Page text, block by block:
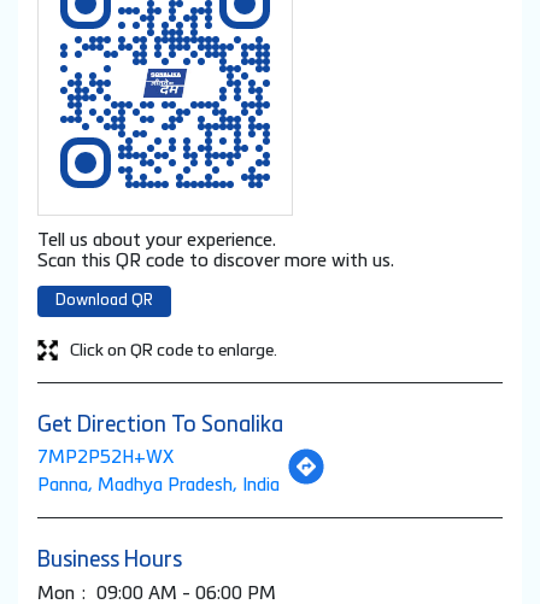
Tell us about your experience.
Scan this QR code to discover more with us.
Download QR
Click on QR code to enlarge.
Get Direction To Sonalika
7MP2P52H+WX
Panna, Madhya Pradesh, India
Business Hours
Mon
09:00 AM - 06:00 PM